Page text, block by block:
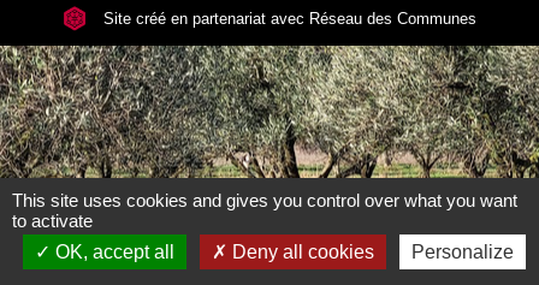
Site créé en partenariat avec Réseau des Communes
This site uses cookies and gives you control over what you want
to activate
OK, accept all
Deny all cookies Personalize